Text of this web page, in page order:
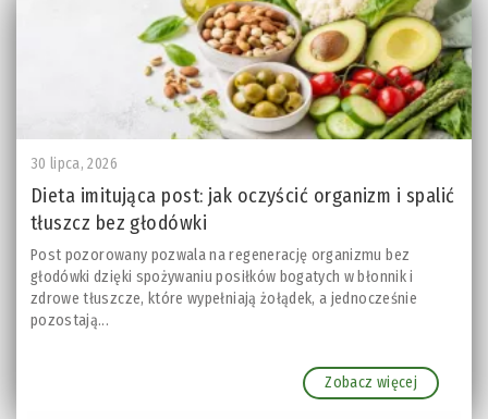
30 lipca, 2026
Dieta imitująca post: jak oczyścić organizm i spalić
tłuszcz bez głodówki
Post pozorowany pozwala na regenerację organizmu bez
głodówki dzięki spożywaniu posiłków bogatych w błonnik i
zdrowe tłuszcze, które wypełniają żołądek, a jednocześnie
pozostają...
Zobacz więcej